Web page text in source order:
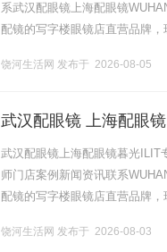
系武汉配眼镜上海配眼镜
配镜的写字楼眼镜店直营品牌
饶河生活网 发布于 2026-08-05
武汉配眼镜 上海配眼镜
武汉配眼镜上海配眼镜暮光ILIT
师门店案例新闻资讯联系
配镜的写字楼眼镜店直营品牌
饶河生活网 发布于 2026-08-03